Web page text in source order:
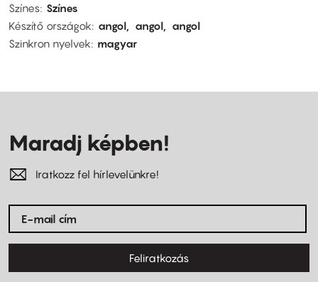
Színes Színes
Készítő országok
angol angol
angol
Szinkron nyelvek
magyar
Maradj képben!
Iratkozz fel hírlevelünkre!
Feliratkozás